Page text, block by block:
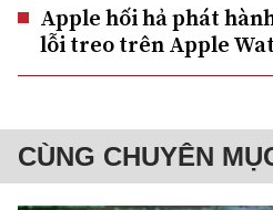
Apple hối hả phát
lỗi treo trên Apple
CÙNG CHUYÊN